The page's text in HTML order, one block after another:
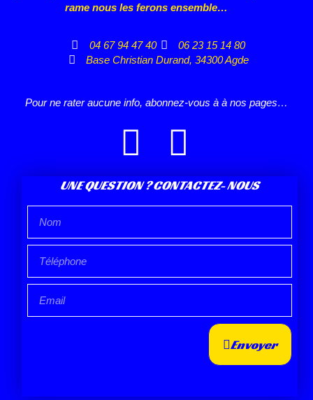
rame nous les ferons ensemble…
04 67 94 47 40
06 23 15 14 80
Base Christian Durand, 34300 Agde
Pour ne rater aucune info, abonnez-vous à à nos pages…
UNE QUESTION ? CONTACTEZ- NOUS
Envoyer